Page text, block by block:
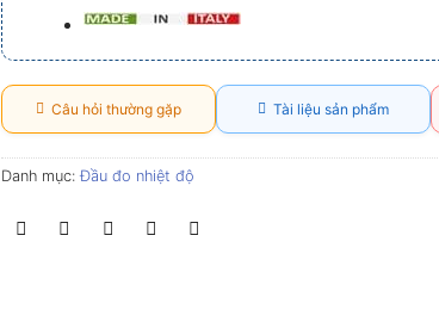
Câu hỏi thường gặp Tài liệu sản phẩm
Danh mục:Đầu đo nhiệt độ